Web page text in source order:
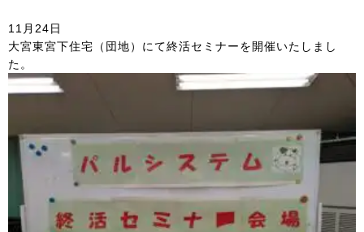
11月24日
大宮東宮下住宅（団地）にて終活セミナーを開催いたしまし
た。